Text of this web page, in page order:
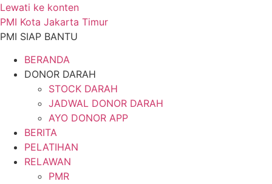
Lewati ke konten
PMI Kota Jakarta Timur
PMI SIAP BANTU
BERANDA
DONOR DARAH
STOCK DARAH
JADWAL DONOR DARAH
AYO DONOR APP
BERITA
PELATIHAN
RELAWAN
PMR